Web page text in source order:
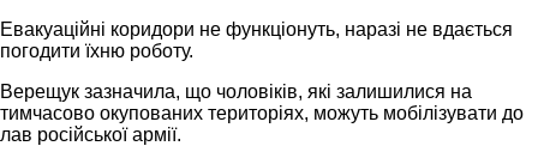
Евакуаційні коридори не функціонуть, наразі не вдається
погодити їхню роботу.
Верещук зазначила, що чоловіків, які залишилися на
тимчасово окупованих територіях, можуть мобілізувати до
лав російської армії.